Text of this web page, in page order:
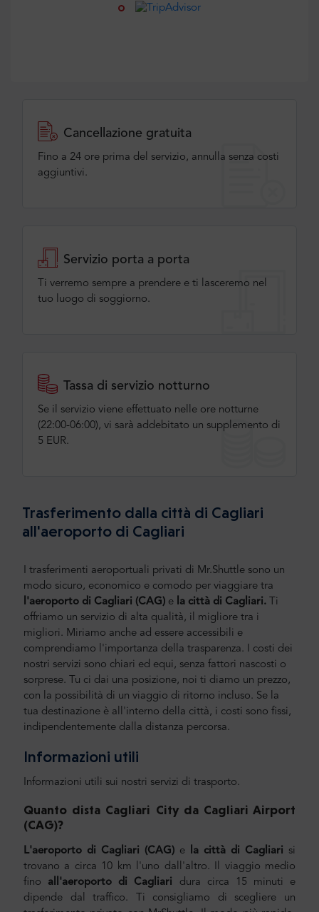
Cancellazione gratuita
Fino a 24 ore prima del servizio, annulla senza costi
aggiuntivi.
Servizio porta a porta
Ti verremo sempre a prendere e ti lasceremo nel
tuo luogo di soggiorno.
Tassa di servizio notturno
Se il servizio viene effettuato nelle ore notturne
(22:00-06:00), vi sarà addebitato un supplemento di
5 EUR.
Trasferimento dalla città di Cagliari
all'aeroporto di Cagliari
I trasferimenti aeroportuali privati di Mr.Shuttle sono un
modo sicuro, economico e comodo per viaggiare tra
l'aeroporto di Cagliari (CAG) e la città di Cagliari. Ti
offriamo un servizio di alta qualità, il migliore tra i
migliori. Miriamo anche ad essere accessibili e
comprendiamo l'importanza della trasparenza. I costi dei
nostri servizi sono chiari ed equi, senza fattori nascosti o
sorprese. Tu ci dai una posizione, noi ti diamo un prezzo,
con la possibilità di un viaggio di ritorno incluso. Se la
tua destinazione è all'interno della città, i costi sono fissi,
indipendentemente dalla distanza percorsa.
Informazioni utili
Informazioni utili sui nostri servizi di trasporto.
Quanto dista Cagliari City da Cagliari Airport
(CAG)?
L'aeroporto di Cagliari (CAG) e la città di Cagliari si
trovano a circa 10 km l'uno dall'altro. Il viaggio medio
fino all'aeroporto di Cagliari dura circa 15 minuti e
dipende dal traffico. Ti consigliamo di scegliere un